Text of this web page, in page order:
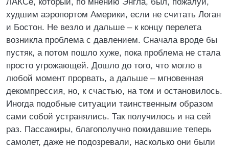
худшим аэропортом Америки, если не считать Логан
и Бостон. Не везло и дальше – к концу перелета
возникла проблема с давлением. Сначала вроде бы
пустяк, а потом пошло хуже, пока проблема не стала
просто угрожающей. Дошло до того, что могло в
любой момент прорвать, а дальше – мгновенная
декомпрессия, но, к счастью, на том и остановилось.
Иногда подобные ситуации таинственным образом
сами собой устранялись. Так получилось и на сей
раз. Пассажиры, благополучно покидавшие теперь
самолет, даже не подозревали, насколько они были